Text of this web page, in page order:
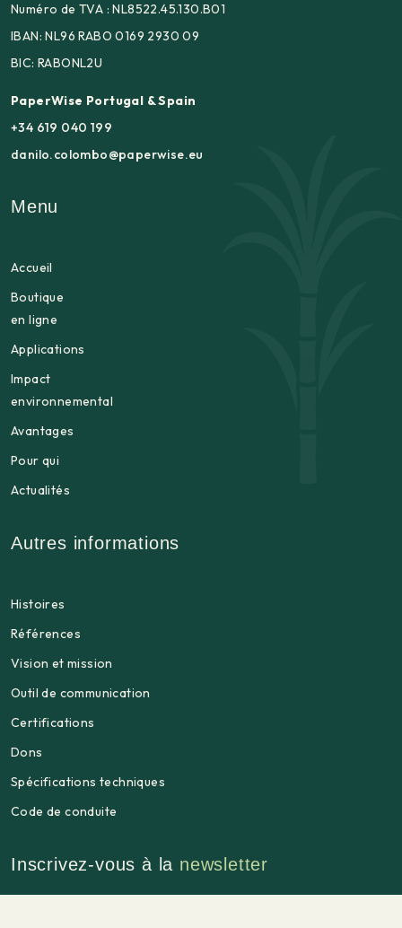
Numéro de TVA : NL8522.45.130.B01
IBAN: NL96 RABO 0169 2930 09
BIC: RABONL2U
PaperWise Portugal & Spain
+34 619 040 199
danilo.colombo@paperwise.eu
Menu
Accueil
Boutique
en ligne
Applications
Impact
environnemental
Avantages
Pour qui
Actualités
Autres informations
Histoires
Références
Vision et mission
Outil de communication
Certifications
Dons
Spécifications techniques
Code de conduite
Inscrivez-vous à la newsletter